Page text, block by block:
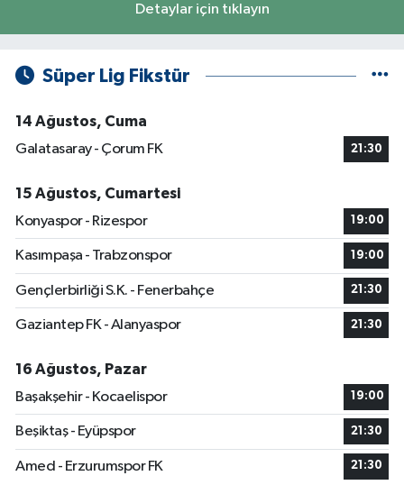
Detaylar için tıklayın
Süper Lig Fikstür
14 Ağustos, Cuma
Galatasaray - Çorum FK
21:30
15 Ağustos, Cumartesi
Konyaspor - Rizespor
19:00
Kasımpaşa - Trabzonspor 19:00
Gençlerbirliği S.K. - Fenerbahçe 21:30
Gaziantep FK - Alanyaspor 21:30
16 Ağustos, Pazar
Başakşehir - Kocaelispor
19:00
Beşiktaş - Eyüpspor 21:30
Amed - Erzurumspor FK 21:30